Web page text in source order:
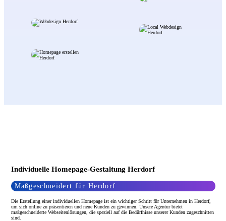
Individuelle Homepage-Gestaltung Herdorf
Maßgeschneidert für Herdorf
Die Erstellung einer individuellen Homepage ist ein wichtiger Schritt für Unternehmen in Herdorf,
um sich online zu präsentieren und neue Kunden zu gewinnen. Unsere Agentur bietet
maßgeschneiderte Webseitenlösungen, die speziell auf die Bedürfnisse unserer Kunden zugeschnitten
sind.